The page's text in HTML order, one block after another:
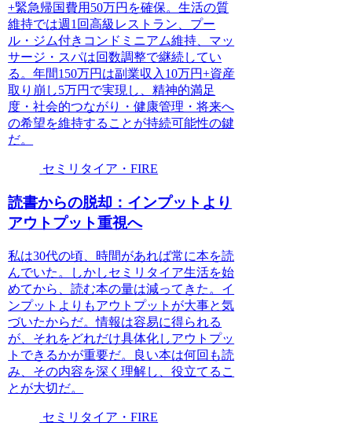
+緊急帰国費用50万円を確保。生活の質
維持では週1回高級レストラン、プー
ル・ジム付きコンドミニアム維持、マッ
サージ・スパは回数調整で継続してい
る。年間150万円は副業収入10万円+資産
取り崩し5万円で実現し、精神的満足
度・社会的つながり・健康管理・将来へ
の希望を維持することが持続可能性の鍵
だ。
セミリタイア・FIRE
読書からの脱却：インプットより
アウトプット重視へ
私は30代の頃、時間があれば常に本を読
んでいた。しかしセミリタイア生活を始
めてから、読む本の量は減ってきた。イ
ンプットよりもアウトプットが大事と気
づいたからだ。情報は容易に得られる
が、それをどれだけ具体化しアウトプッ
トできるかが重要だ。良い本は何回も読
み、その内容を深く理解し、役立てるこ
とが大切だ。
セミリタイア・FIRE